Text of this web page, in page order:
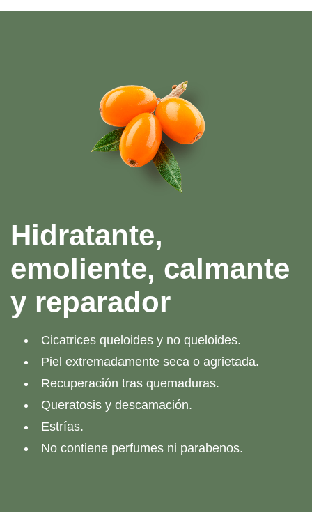
Hidratante,
emoliente, calmante
y reparador
Cicatrices queloides y no queloides.
Piel extremadamente seca o agrietada.
Recuperación tras quemaduras.
Queratosis y descamación.
Estrías.
No contiene perfumes ni parabenos.